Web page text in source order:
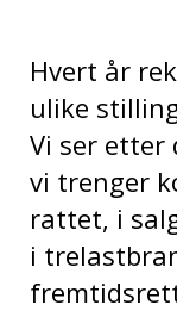
Hvert år
ulike
Vi ser etter
vi trenger
rattet, i
i